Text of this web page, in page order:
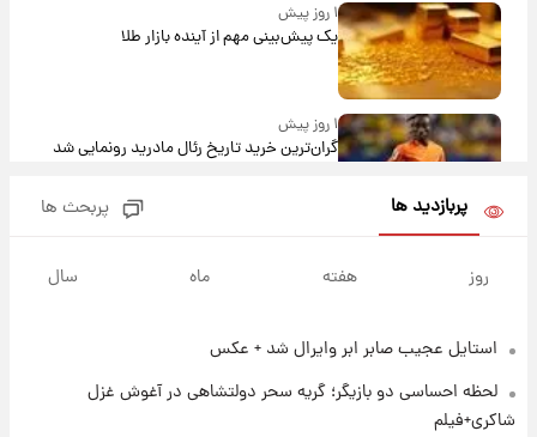
۱ روز پیش
یک پیش‌بینی مهم از آینده بازار طلا
۱ روز پیش
گران‌ترین خرید تاریخ رئال مادرید رونمایی شد
روزها پربارش‌تر خواهند بود؟
۱ روز پیش
شد؛ تیکدری، محبی و سرگیف با اعداد ویژه
پربازدید ها پربحث ها
روز هفته ماه سال
استایل عجیب صابر ابر وایرال شد + عکس
لحظه احساسی دو بازیگر؛ گریه سحر دولتشاهی در آغوش غزل
شاکری+فیلم